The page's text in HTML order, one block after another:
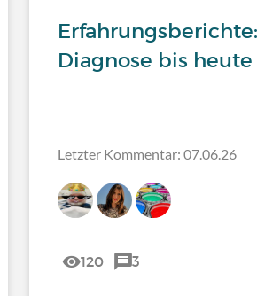
Diagnose bis heute
Letzter Kommentar: 07.06.26
120 3